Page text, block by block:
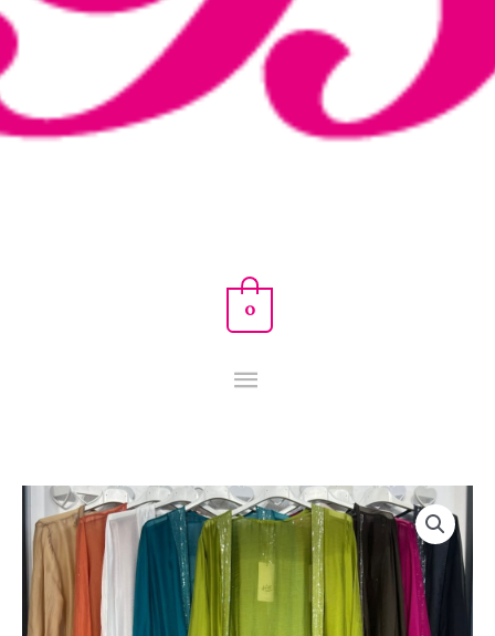
0
KIMONO
SEDA
cantidad